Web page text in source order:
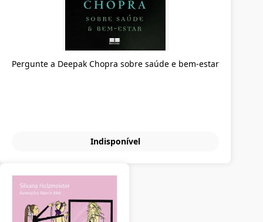
Pergunte a Deepak Chopra sobre saúde e bem-estar
Indisponível